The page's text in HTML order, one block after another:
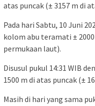
atas puncak (± 3157 m di
Pada hari Sabtu, 10 Juni
kolom abu teramati ±
permukaan laut).
Disusul pukul 14:31 WIB
1500 m di atas puncak (±
Masih di hari yang sama